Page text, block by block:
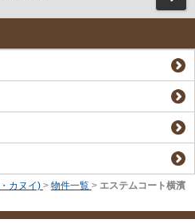
カヌイ) > 物件一覧 > エステムコート横濱